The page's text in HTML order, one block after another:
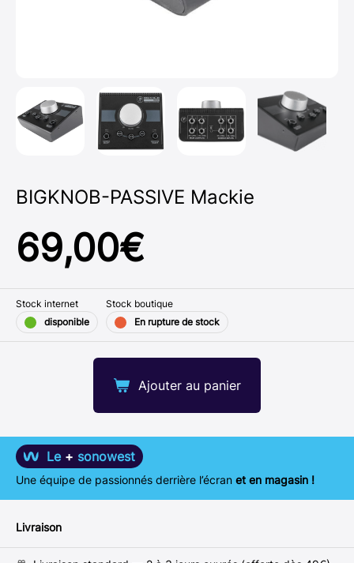
BIGKNOB-PASSIVE Mackie
69,00€
Ajouter au panier
Stock internet
disponible
Stock boutique
En rupture de stock
Le + sonowest
Une équipe de passionnés derrière l’écran et en magasin !
Livraison